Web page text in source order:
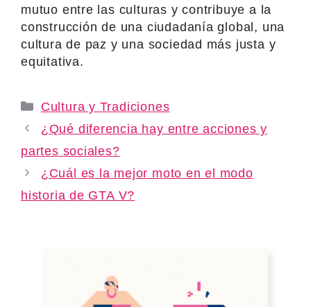
mutuo entre las culturas y contribuye a la
construcción de una ciudadanía global, una
cultura de paz y una sociedad más justa y
equitativa.
Categories
Cultura y Tradiciones
¿Qué diferencia hay entre acciones y
partes sociales?
¿Cuál es la mejor moto en el modo
historia de GTA V?